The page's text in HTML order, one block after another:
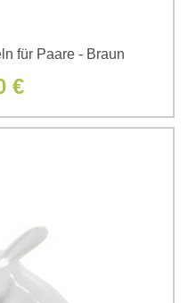
für Paare - Braun
€